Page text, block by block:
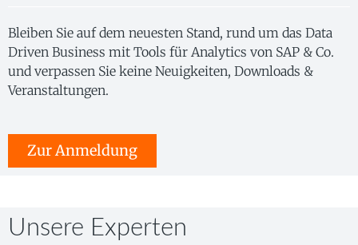
Bleiben Sie auf dem neuesten Stand, rund um das Data
Driven Business mit Tools für Analytics von SAP & Co.
und verpassen Sie keine Neuigkeiten, Downloads &
Veranstaltungen.
Zur Anmeldung
Unsere Experten